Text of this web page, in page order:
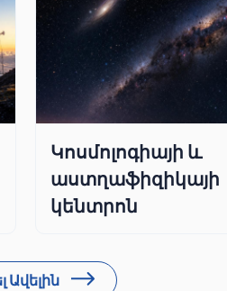
Կոսմոլոգիայի և
աստղաֆիզիկայի
կենտրոն
Ավելին